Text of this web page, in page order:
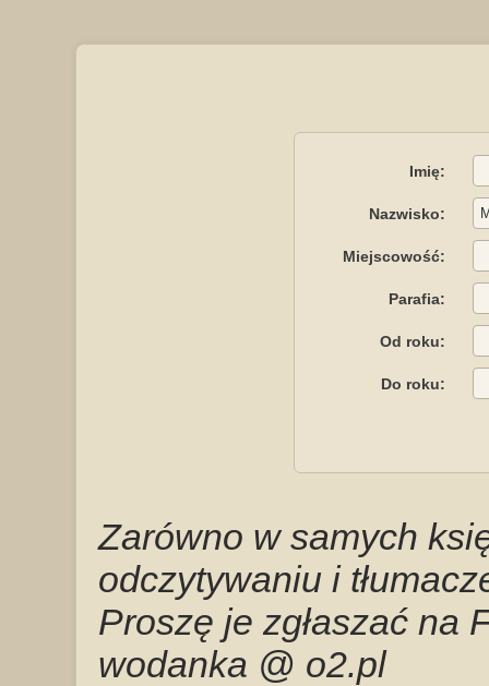
Imię:
Nazwisko:
Miejscowość:
Parafia:
Od roku:
Do roku:
Zarówno w samych
odczytywaniu i
Proszę je zgłaszać na
wodanka @ o2.pl